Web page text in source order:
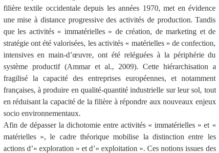
filière textile occidentale depuis les années 1970, met en évidence
une mise à distance progressive des activités de production. Tandis
que les activités « immatérielles » de création, de marketing et de
stratégie ont été valorisées, les activités « matérielles » de confection,
intensives en main-d’œuvre, ont été reléguées à la périphérie du
système productif (Ammar et al., 2009). Cette hiérarchisation a
fragilisé la capacité des entreprises européennes, et notamment
françaises, à produire en qualité-quantité industrielle sur leur sol, tout
en réduisant la capacité de la filière à répondre aux nouveaux enjeux
socio environnementaux.
Afin de dépasser la dichotomie entre activités « immatérielles » et «
matérielles », le cadre théorique mobilise la distinction entre les
actions d’« exploration » et d’« exploitation ». Ces notions issues des